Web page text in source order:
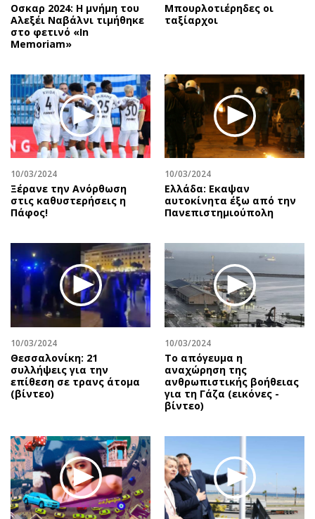
Οσκαρ 2024: Η μνήμη του
Αλεξέι Ναβάλνι τιμήθηκε
στο φετινό «In
Memoriam»
Μπουρλοτιέρηδες οι
ταξίαρχοι
10/03/2024
Ξέρανε την Ανόρθωση
στις καθυστερήσεις η
Πάφος!
10/03/2024
Ελλάδα: Εκαψαν
αυτοκίνητα έξω από την
Πανεπιστημιούπολη
10/03/2024
Θεσσαλονίκη: 21
συλλήψεις για την
επίθεση σε τρανς άτομα
(βίντεο)
10/03/2024
Το απόγευμα η
αναχώρηση της
ανθρωπιστικής βοήθειας
για τη Γάζα (εικόνες -
βίντεο)